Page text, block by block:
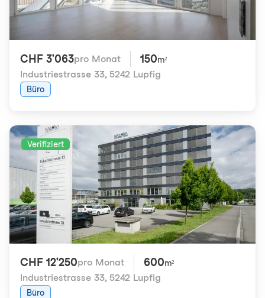
CHF 3'063pro Monat 150m²
Industriestrasse 33, 5242 Lupfig
Büro
Verifiziert
CHF 12'250pro Monat 600m²
Industriestrasse 33, 5242 Lupfig
Büro